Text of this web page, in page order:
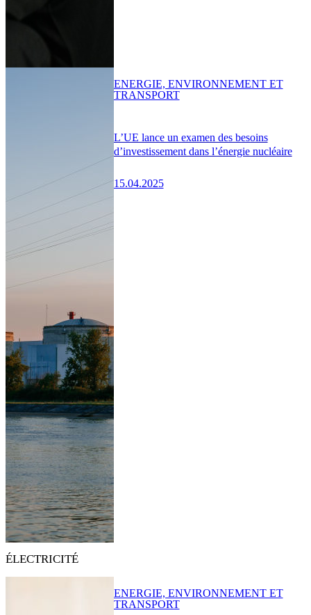
L’UE lance un examen des besoins
d’investissement dans l’énergie nucléaire
15.04.2025
ENERGIE, ENVIRONNEMENT ET
TRANSPORT
ÉLECTRICITÉ
ENERGIE, ENVIRONNEMENT ET
TRANSPORT